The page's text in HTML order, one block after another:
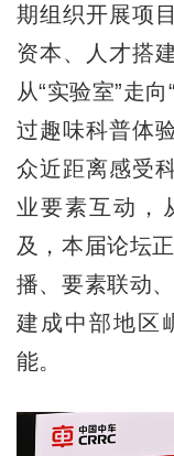
期组织开展项
资本、人才搭
从“实验室”走
过趣味科普体
众近距离感受
业要素互动，
及，本届论坛
播、要素联动
建成中部地区
能。